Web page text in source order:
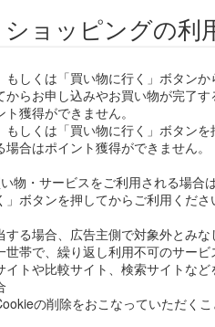
ョッピングの利
もしくは「買い物に行く」ボタン
からお申し込みやお買い物が完了
獲得ができません。
もしくは「買い物に行く」ボタン
合はポイント獲得ができません。
物・サービスをご利用される場合
ボタンを押してからご利用くださ
る場合、広告主側で対象外とみな
世帯で、繰り返し利用不可のサー
イトや比較サイト、検索サイトな
の削除をおこなっていただくこ